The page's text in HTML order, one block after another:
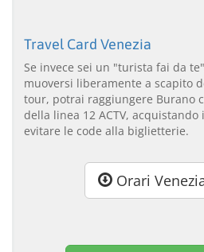
Travel Card Venezia
Se invece sei un "turista fai da
muoversi liberamente a scapito
tour, potrai raggiungere Burano
della linea 12 ACTV,
evitare le code alla biglietterie.
Orari